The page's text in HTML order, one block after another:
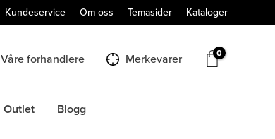
Kundeservice Om oss Temasider Kataloger
Våre forhandlere Merkevarer
Outlet Blogg